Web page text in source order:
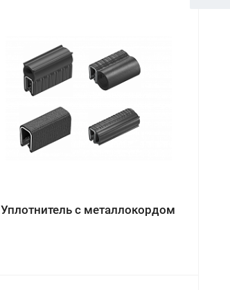
Уплотнитель с металлокордом